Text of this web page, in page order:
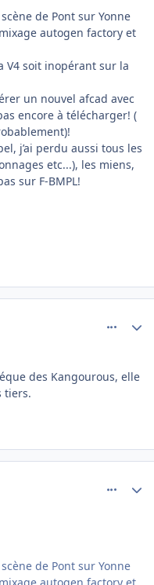
de Pont sur Yonne
autogen factory et
V4 soit inopérant sur la
un nouvel afcad avec
encore à télécharger! (
j’ai perdu aussi tous les
etc...), les miens,
sur F-BMPL!
des Kangourous, elle
tiers.
de Pont sur Yonne